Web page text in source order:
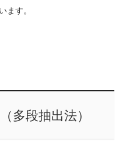
ます。
多段抽出法）